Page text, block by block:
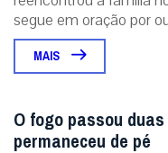
segue em oração por
MAIS
O fogo passou
permaneceu de pé